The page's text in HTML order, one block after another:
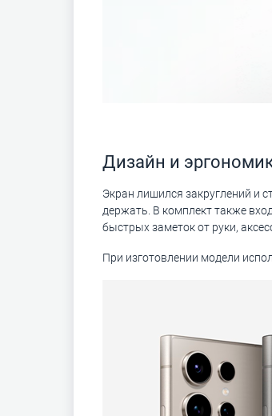
Дизайн и
Экран лишился закруглений и
держать. В комплект также
быстрых заметок от руки,
При изготовлении модели